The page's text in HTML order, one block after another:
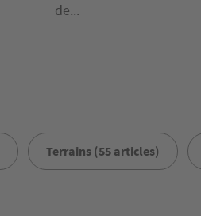
de...
Terrains (55 articles)